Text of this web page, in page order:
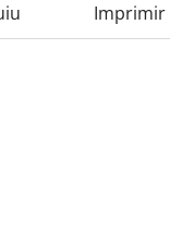
Imprimir